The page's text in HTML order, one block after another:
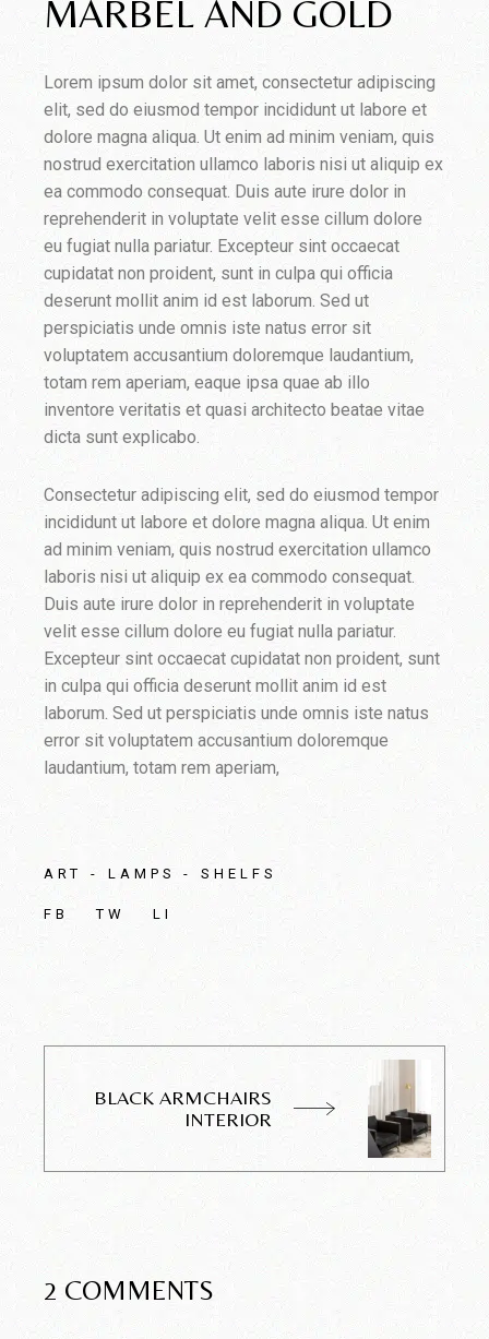
MARBEL AND GOLD
Lorem ipsum dolor sit amet, consectetur adipiscing
elit, sed do eiusmod tempor incididunt ut labore et
dolore magna aliqua. Ut enim ad minim veniam, quis
nostrud exercitation ullamco laboris nisi ut aliquip ex
ea commodo consequat. Duis aute irure dolor in
reprehenderit in voluptate velit esse cillum dolore
eu fugiat nulla pariatur. Excepteur sint occaecat
cupidatat non proident, sunt in culpa qui officia
deserunt mollit anim id est laborum. Sed ut
perspiciatis unde omnis iste natus error sit
voluptatem accusantium doloremque laudantium,
totam rem aperiam, eaque ipsa quae ab illo
inventore veritatis et quasi architecto beatae vitae
dicta sunt explicabo.
Consectetur adipiscing elit, sed do eiusmod tempor
incididunt ut labore et dolore magna aliqua. Ut enim
ad minim veniam, quis nostrud exercitation ullamco
laboris nisi ut aliquip ex ea commodo consequat.
Duis aute irure dolor in reprehenderit in voluptate
velit esse cillum dolore eu fugiat nulla pariatur.
Excepteur sint occaecat cupidatat non proident, sunt
in culpa qui officia deserunt mollit anim id est
laborum. Sed ut perspiciatis unde omnis iste natus
error sit voluptatem accusantium doloremque
laudantium, totam rem aperiam,
ART LAMPS SHELFS
FB TW LI
BLACK ARMCHAIRS
INTERIOR
2 COMMENTS